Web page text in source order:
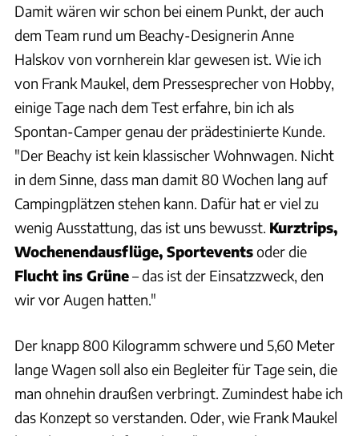
Damit wären wir schon bei einem Punkt, der auch
dem Team rund um Beachy-Designerin Anne
Halskov von vornherein klar gewesen ist. Wie ich
von Frank Maukel, dem Pressesprecher von Hobby,
einige Tage nach dem Test erfahre, bin ich als
Spontan-Camper genau der prädestinierte Kunde.
"Der Beachy ist kein klassischer Wohnwagen. Nicht
in dem Sinne, dass man damit 80 Wochen lang auf
Campingplätzen stehen kann. Dafür hat er viel zu
wenig Ausstattung, das ist uns bewusst. Kurztrips,
Wochenendausflüge, Sporteventsoder die
Flucht ins Grüne– das ist der Einsatzzweck, den
wir vor Augen hatten."
Der knapp 800 Kilogramm schwere und 5,60 Meter
lange Wagen soll also ein Begleiter für Tage sein, die
man ohnehin draußen verbringt. Zumindest habe ich
das Konzept so verstanden. Oder, wie Frank Maukel